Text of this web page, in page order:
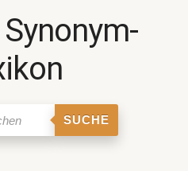
SUCHE